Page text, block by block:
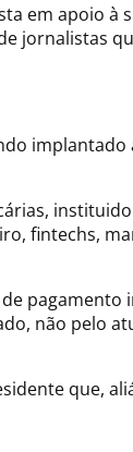
em apoio à
jornalistas
implantado
fintechs,
pagamento
não pelo
que,